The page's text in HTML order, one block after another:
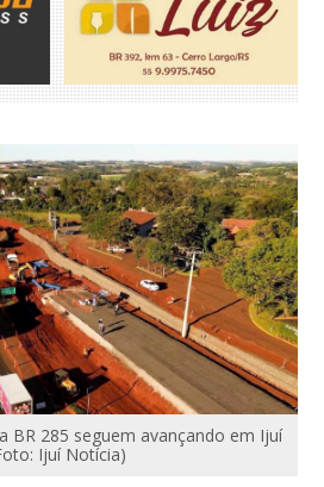
BR 285 seguem avançando em Ijuí
Ijuí Notícia)